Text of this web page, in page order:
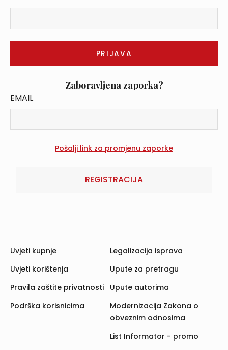
Zaboravljena zaporka?
EMAIL
REGISTRACIJA
Uvjeti kupnje
Uvjeti korištenja
Pravila zaštite privatnosti
Podrška korisnicima
Legalizacija isprava
Upute za pretragu
Upute autorima
Modernizacija Zakona o
obveznim odnosima
List Informator - promo